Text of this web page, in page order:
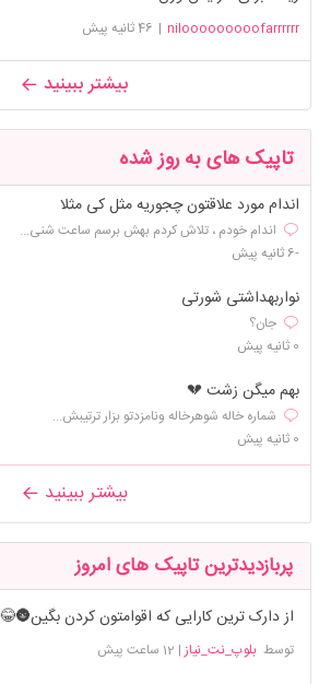
nilooooooooofarrrrrr
| 46 ثانیه پیش
بیشتر ببینید
تاپیک های به روز شده
اندام مورد علاقتون چجوریه مثل کی مثلا
اندام خودم ، تلاش کردم بهش برسم ساعت شنی...
-6 ثانیه پیش
نواربهداشتی شورتی
جان؟
0 ثانیه پیش
بهم میگن زشت 💔
شماره خاله شوهرخاله ونامزدتو بزار ترتیبش...
0 ثانیه پیش
بیشتر ببینید
پربازدیدترین تاپیک های امروز
از دارک ترین کارایی که اقوامتون کردن بگین🌚😂
توسطبلوپ_نت_نیاز | 12 ساعت پیش